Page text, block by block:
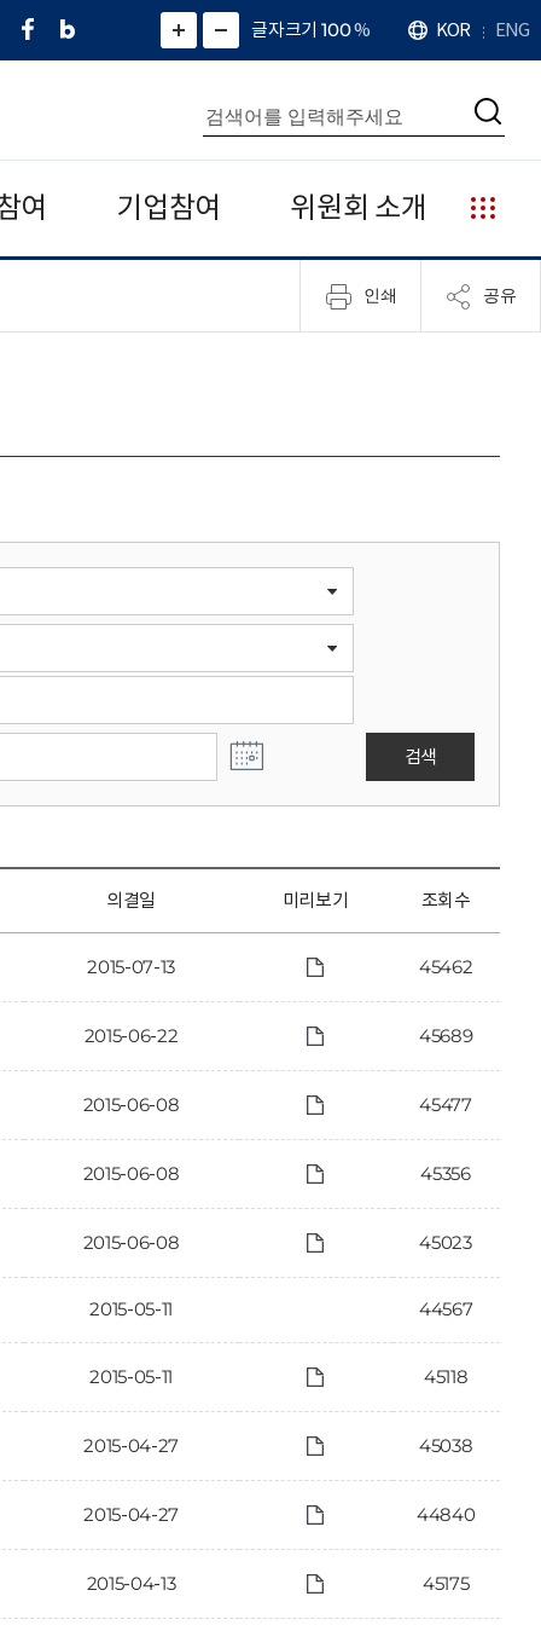
페
네
그
)
화
면
면
소
확
대
치
글자크기 100%
언
어
KOR ENG
통
합
검
색
검
여 기업참여 위원회 소개
누
리
집
안
인쇄 공유
검색
의결일 미리보기 조회수
2015-07-13 45462
2015-06-22 45689
2015-06-08 45477
2015-06-08 45356
2015-06-08 45023
2015-05-11 44567
2015-05-11 45118
2015-04-27 45038
2015-04-27 44840
2015-04-13 45175